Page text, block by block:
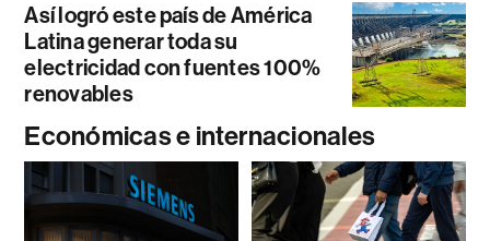
Así logró este país de América
Latina generar toda su
electricidad con fuentes 100%
renovables
Económicas e internacionales